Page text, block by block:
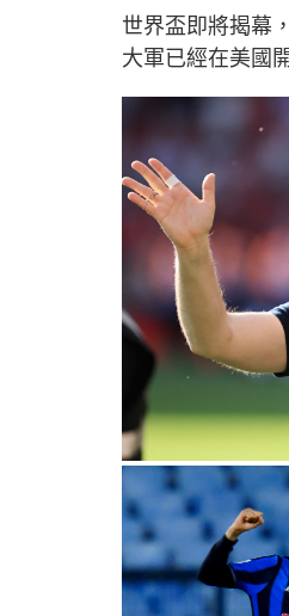
世界盃即將揭幕
大軍已經在美國